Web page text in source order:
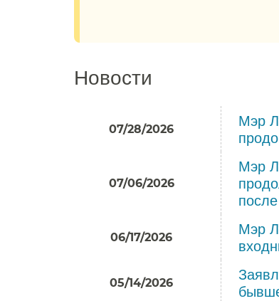
Новости​​
07/28/2026
Мэр
07/06/2026
Мэр
06/17/2026
Мэр
05/14/2026